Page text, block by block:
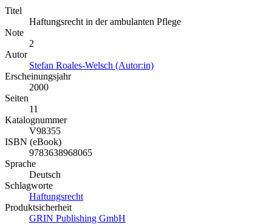
Titel
Haftungsrecht in der ambulanten Pflege
Note
2
Autor
Stefan Roales-Welsch (Autor:in)
Erscheinungsjahr
2000
Seiten
11
Katalognummer
V98355
ISBN (eBook)
9783638968065
Sprache
Deutsch
Schlagworte
Haftungsrecht
Produktsicherheit
GRIN Publishing GmbH